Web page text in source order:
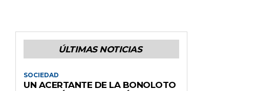
ÚLTIMAS NOTICIAS
SOCIEDAD
UN ACERTANTE DE LA BONOLOTO